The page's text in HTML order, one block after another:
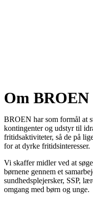
Om BROEN
BROEN har som formål at
kontingenter og udstyr til
fritidsaktiviteter, så de på
for at dyrke fritidsinteresser.
Vi skaffer midler ved at
børnene gennem et
sundhedsplejersker, SSP,
omgang med børn og unge.